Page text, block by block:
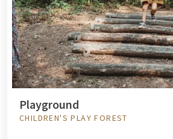
Playground
CHILDREN'S PLAY FOREST